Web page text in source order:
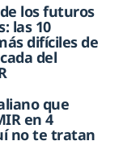
los futuros
las 10
difíciles de
del
que
en 4
no te tratan